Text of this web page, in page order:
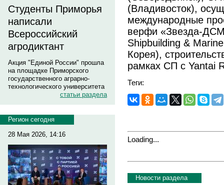
Студенты Приморья
написали
Всероссийский
агродиктант
Акция "Единой России" прошла
на площадке Приморского
государственного аграрно-
технологического университета
статьи раздела
Регион сегодня
28 Мая 2026, 14:16
(Владивосток),
международные
верфи «Звезда-
Shipbuilding &
Корея),
рамках СП с Yantai
Теги:
Loading...
Новости раздела